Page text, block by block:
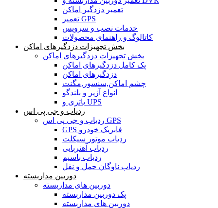
تعمیر دزدگیر اماکن
تعمیر GPS
خدمات نصب و سرویس
کاتالوگ و راهنمای محصولات
بخش تجهیزات دزدگیرهای اماکن
بخش تجهیزات دزدگیرهای اماکن
پک کامل دزدگیرهای اماکن
دزدگیرهای اماکن
چشم اماکن,سنسور,مگنت
انواع آژیر و بلندگو
باتری و UPS
ردیاب و جی پی اس
ردیاب و جی پی اس GPS
GPS فابریک خودرو
ردیاب موتور سیکلت
ردیاب آهنربایی
ردیاب باسیم
ردیاب ناوگان حمل و نقل
دوربین مداربسته
دوربین های مداربسته
پک دوربین مداربسته
دوربین های مداربسته